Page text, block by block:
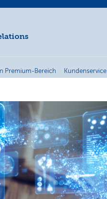
Premium-Bereich Kundenservice